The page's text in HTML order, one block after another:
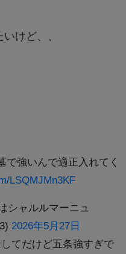
けど、、
で強いんで適正入れてく
LSQMJMn3KF
シャルルマーニュ
2026年5月27日
てだけど五条強すぎで